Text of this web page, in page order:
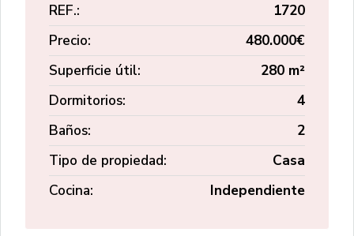
REF.:
1720
Precio:
480.000€
Superficie útil:
280 m²
Dormitorios:
4
Baños:
2
Tipo de propiedad:
Casa
Cocina:
Independiente